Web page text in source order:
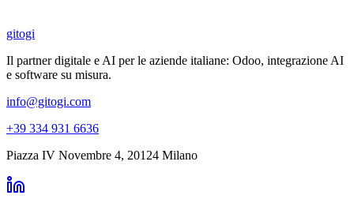
gitogi
Il partner digitale e AI per le aziende italiane: Odoo, integrazione AI
e software su misura.
info@gitogi.com
+39 334 931 6636
Piazza IV Novembre 4, 20124 Milano